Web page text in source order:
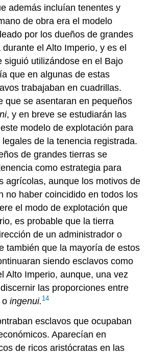
además incluían tenentes y
de obra era el modelo
por los dueños de grandes
el Alto Imperio, y es el
siguió utilizándose en el Bajo
que en algunas de estas
trabajaban en cuadrillas.
que se asentaran en pequeños
, y en breve se estudiarán las
modelo de explotación para
de la tenencia registrada.
de grandes tierras se
como estrategia para
agrícolas, aunque los motivos de
no haber coincidido en todos los
el modo de explotación que
es probable que la tierra
de un administrador o
también que la mayoría de estos
siendo esclavos como
Alto Imperio, aunque, una vez
las proporciones entre
oingenui. 14
esclavos que ocupaban
Aparecían en
de ricos aristócratas en las